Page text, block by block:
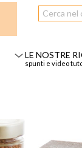
LE NOSTRE
spunti e video